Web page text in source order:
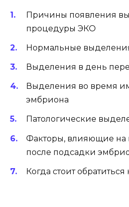
Причины появления
процедуры ЭКО
Нормальные
Выделения в день
Выделения во время
эмбриона
Патологические
Факторы, влияющие на
после подсадки
Когда стоит обратиться